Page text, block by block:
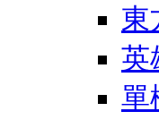
東
英
單